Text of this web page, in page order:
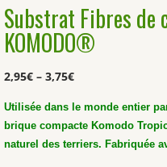
Substrat Fibres de
KOMODO®
2,95€ – 3,75€
Utilisée dans le monde entier
brique compacte Komodo
naturel des terriers. Fabriquée